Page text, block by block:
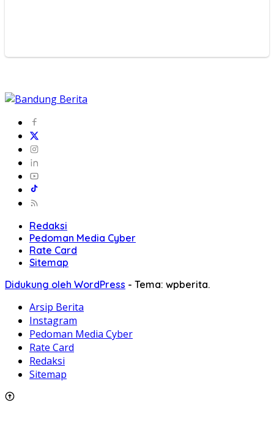
Redaksi
Pedoman Media Cyber
Rate Card
Sitemap
Didukung oleh WordPress - Tema: wpberita.
Arsip Berita
Instagram
Pedoman Media Cyber
Rate Card
Redaksi
Sitemap